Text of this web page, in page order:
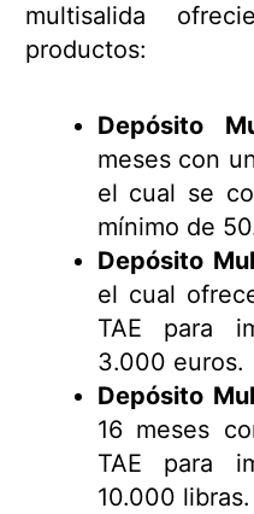
multisalida
productos:
Depósito
meses con
el cual se
mínimo de
Depósito
el cual
TAE para
3.000 euros.
Depósito
16 meses
TAE para
10.000 libras.